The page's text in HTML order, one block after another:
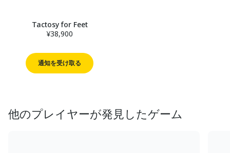
Tactosy for Feet
¥38,900
通知を受け取る
他のプレイヤーが発見したゲーム